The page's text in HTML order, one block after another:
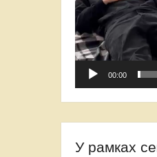
00:00
У рамках